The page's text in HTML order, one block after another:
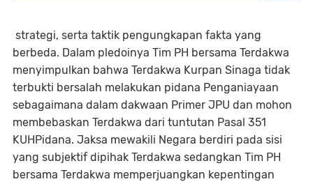
strategi, serta taktik pengungkapan fakta yang
berbeda. Dalam pledoinya Tim PH bersama Terdakwa
menyimpulkan bahwa Terdakwa Kurpan Sinaga tidak
terbukti bersalah melakukan pidana Penganiayaan
sebagaimana dalam dakwaan Primer JPU dan mohon
membebaskan Terdakwa dari tuntutan Pasal 351
KUHPidana. Jaksa mewakili Negara berdiri pada sisi
yang subjektif dipihak Terdakwa sedangkan Tim PH
bersama Terdakwa memperjuangkan kepentingan